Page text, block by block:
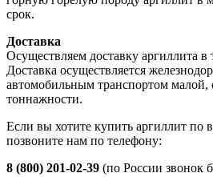
срок.
Доставка
Осуществляем доставку аргиллита в
Доставка осуществляется
автомобильным транспортом малой,
тоннажности.
Если вы хотите купить аргиллит
позвоните нам по телефону:
8 (800) 201-02-39 (по России звонок